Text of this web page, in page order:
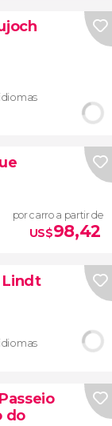
por carro a partir de
US$98,42
Lindt
do